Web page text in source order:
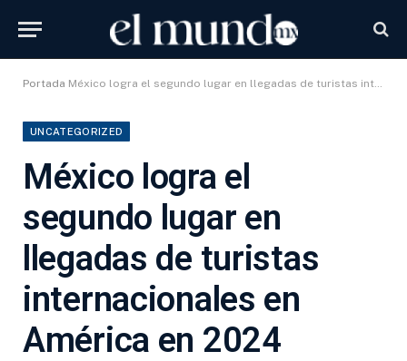
Portada México logra el segundo lugar en llegadas de turistas internacionales en América en 2024
UNCATEGORIZED
México logra el
segundo lugar en
llegadas de turistas
internacionales en
América en 2024